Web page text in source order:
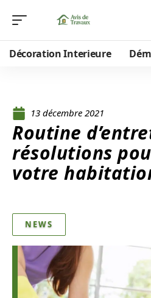
Décoration Interieure
13 décembre 2021
Routine
résolutions
votre
NEWS